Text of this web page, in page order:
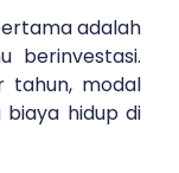
adalah
berinvestasi.
tahun, modal
biaya hidup di